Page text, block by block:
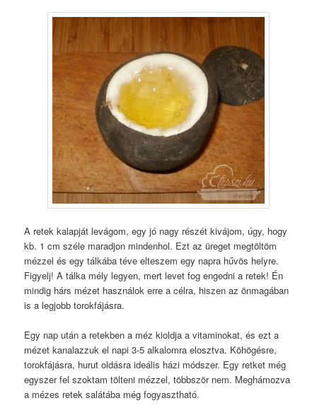
A retek kalapját levágom, egy jó nagy részét kivájom, úgy, hogy
kb. 1 cm széle maradjon mindenhol. Ezt az üreget megtöltöm
mézzel és egy tálkába téve elteszem egy napra hűvös helyre.
Figyelj! A tálka mély legyen, mert levet fog engedni a retek! Én
mindig hárs mézet használok erre a célra, hiszen az önmagában
is a legjobb torokfájásra.
Egy nap után a retekben a méz kioldja a vitaminokat, és ezt a
mézet kanalazzuk el napi 3-5 alkalomra elosztva. Köhögésre,
torokfájásra, hurut oldásra ideális házi módszer. Egy retket még
egyszer fel szoktam tölteni mézzel, többször nem. Meghámozva
a mézes retek salátába még fogyasztható.